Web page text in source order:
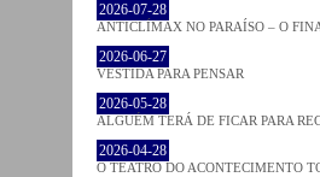
2026-07-28
ANTICLÍMAX NO PARAÍSO – O
2026-06-27
VESTIDA PARA PENSAR
2026-05-28
ALGUÉM TERÁ DE FICAR PARA
2026-04-28
O TEATRO DO ACONTECIMENTO